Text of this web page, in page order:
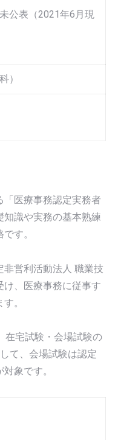
公表（2021年6月現
）
「医療事務認定実務者
識や実務の基本熟練
す。
営利活動法人 職業技
、医療事務に従事す
。
在宅試験・会場試験の
て、会場試験は認定
象です。